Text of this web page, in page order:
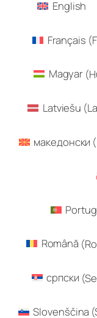
English
Français (
Magyar (
Latviešu (
македонски (
Română (
српски (
Slovenščina (